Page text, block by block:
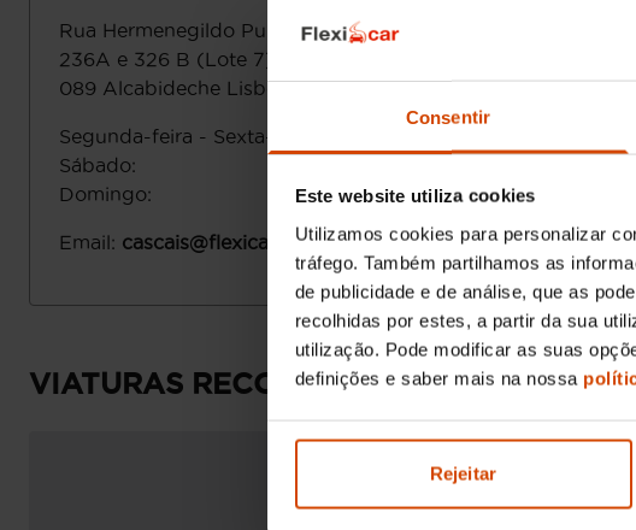
Consentir
Este website utiliza cookies
Utilizamos cookies para personalizar
tráfego. Também partilhamos as
de publicidade e de análise, que as
recolhidas por estes, a partir da sua
utilização. Pode modificar as suas
definições e saber mais na nossa
Rejeitar
Rua Hermenegildo Pulquério 326,
236A e 326 B (Lote 7), Adroana
089 Alcabideche Lisboa
Segunda-feira - Sexta-feira
Sábado:
Domingo:
Email: cascais@flexicar.pt
VIATURAS RECOMENDADAS